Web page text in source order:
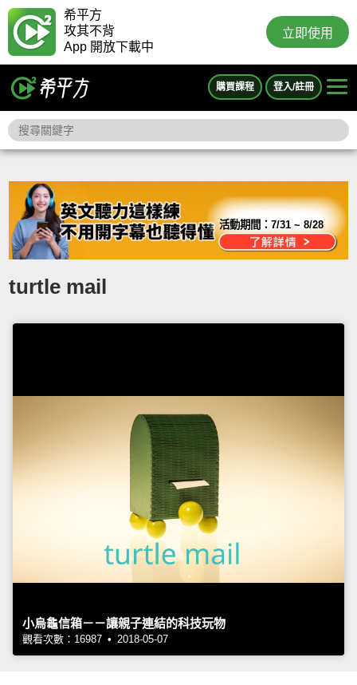
希平方
攻其不背
App 開放下載中
立即使用
購買課程 登入/註冊
活動期間：7/31 ~ 8/28
turtle mail
小烏龜信箱－－讓親子連結的科技玩物
觀看次數：16987 • 2018-05-07